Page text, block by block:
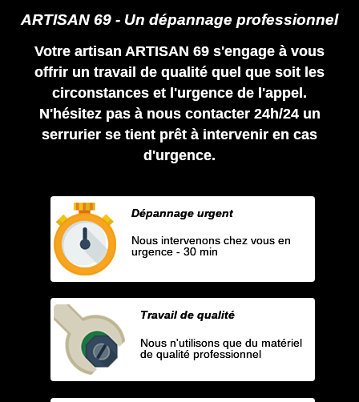
ARTISAN 69 - Un dépannage professionnel
Votre artisan ARTISAN 69 s'engage à vous
offrir un travail de qualité quel que soit les
circonstances et l'urgence de l'appel.
N'hésitez pas à nous contacter 24h/24 un
serrurier se tient prêt à intervenir en cas
d'urgence.
Dépannage urgent
Nous intervenons chez vous en
urgence - 30 min
Travail de qualité
Nous n'utilisons que du matériel
de qualité professionnel